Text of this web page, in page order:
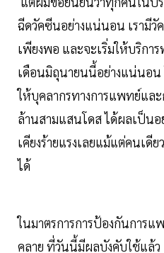
ฉีดวัคซีนอย่างแน่นอน เรามี
เพียงพอ และจะเริ่มให้บริกา
เดือนมิถุนายนนี้อย่างแน่นอน
ให้บุคลากรทางการแพทย์และ
ล้านสามแสนโดส ได้ผลเป็นอ
เคียงร้ายแรงเลยแม้แต่คนเดี
ได้
ในมาตรการการป้องกันการแ
คลาย ที่วันนี้มีผลบังคับใช้แล้